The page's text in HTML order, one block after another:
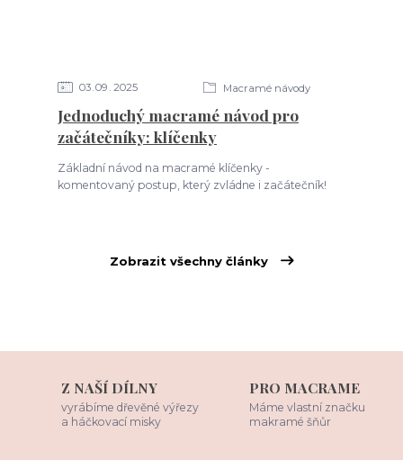
03 09 2025 Macramé návody
Jednoduchý macramé návod pro
začátečníky: klíčenky
Základní návod na macramé klíčenky -
komentovaný postup, který zvládne i začátečník!
Zobrazit všechny články
Z NAŠÍ DÍLNY
vyrábíme dřevěné výřezy
a háčkovací misky
PRO MACRAME
Máme vlastní značku
makramé šňůr